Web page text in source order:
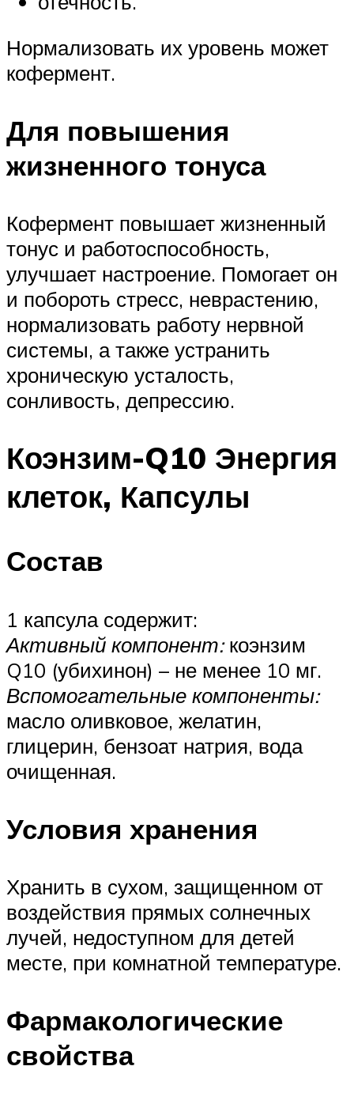
Нормализовать их уровень может
кофермент.
Для повышения
жизненного тонуса
Кофермент повышает жизненный
тонус и работоспособность,
улучшает настроение. Помогает он
и побороть стресс, неврастению,
нормализовать работу нервной
системы, а также устранить
хроническую усталость,
сонливость, депрессию.
Коэнзим-Q10 Энергия
клеток, Капсулы
Состав
1 капсула содержит:
Активный компонент:коэнзим
Q10 (убихинон) – не менее 10 мг.
Вспомогательные компоненты:
масло оливковое, желатин,
глицерин, бензоат натрия, вода
очищенная.
Условия хранения
Хранить в сухом, защищенном от
воздействия прямых солнечных
лучей, недоступном для детей
месте, при комнатной температуре.
Фармакологические
свойства